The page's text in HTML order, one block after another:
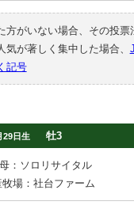
方がいない場合、その投
が著しく集中した場合、
記号
29日生 牡3
母：ソロリサイタル
牧場：社台ファーム